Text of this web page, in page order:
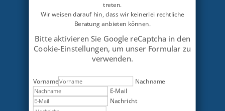
treten.
Wir weisen darauf hin, dass wir keinerlei rechtliche
Beratung anbieten können.
Bitte aktivieren Sie Google reCaptcha in den
Cookie-Einstellungen, um unser Formular zu
verwenden.
Vorname Nachname
E-Mail
Nachricht